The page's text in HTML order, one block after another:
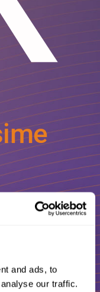
and ads, to
our traffic.